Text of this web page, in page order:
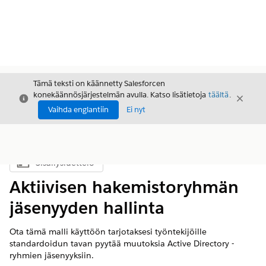
Sulje
Tämä teksti on käännetty Salesforcen
konekäännösjärjestelmän avulla. Katso lisätietoja täältä.
Vaihda englantiin
Ei nyt
Sulje
Näytä sisällysluettelo
Sisällysluettelo
Aktiivisen hakemistoryhmän
jäsenyyden hallinta
Ota tämä malli käyttöön tarjotaksesi työntekijöille
standardoidun tavan pyytää muutoksia Active Directory -
ryhmien jäsenyyksiin.